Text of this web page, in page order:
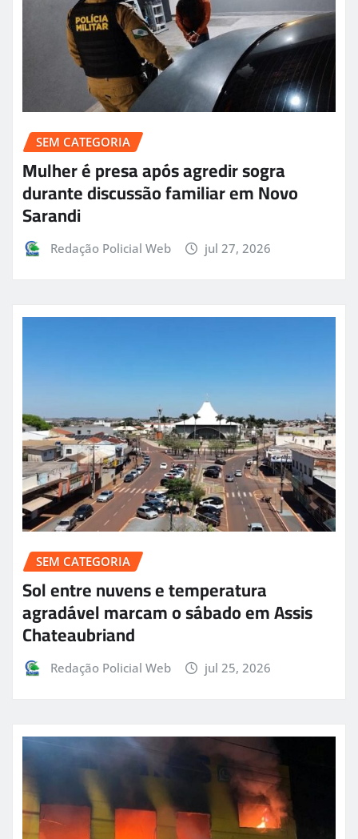
SEM CATEGORIA
Mulher é presa após agredir sogra
durante discussão familiar em Novo
Sarandi
Redação Policial Web jul 27, 2026
SEM CATEGORIA
Sol entre nuvens e temperatura
agradável marcam o sábado em Assis
Chateaubriand
Redação Policial Web jul 25, 2026